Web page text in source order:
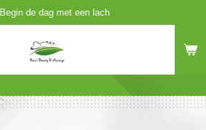
Begin de dag met een lach